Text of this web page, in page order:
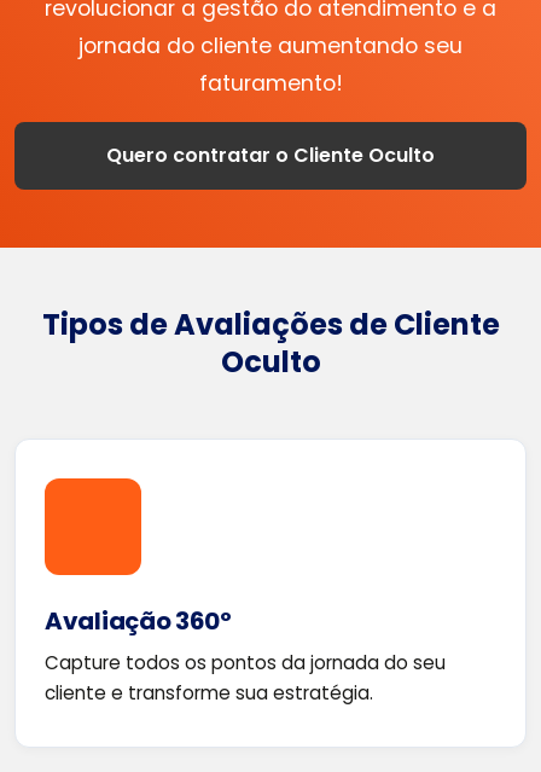
revolucionar a gestão do atendimento e a
jornada do cliente aumentando seu
faturamento!
Quero contratar o Cliente Oculto
Tipos de Avaliações de Cliente
Oculto
Avaliação 360º
Capture todos os pontos da jornada do seu
cliente e transforme sua estratégia.